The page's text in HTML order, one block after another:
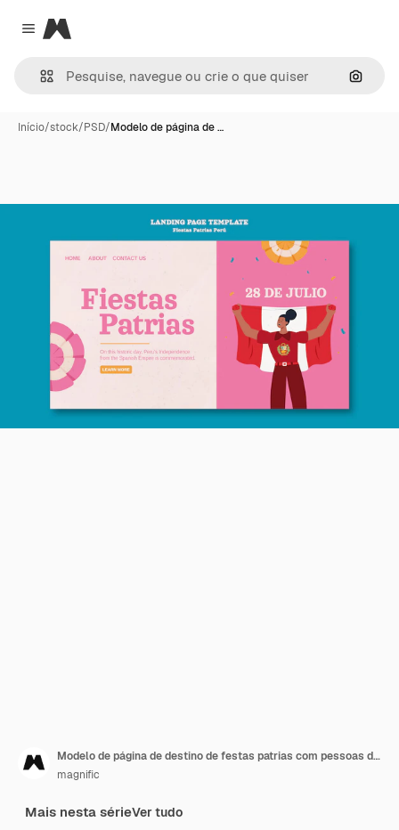
Close menu
Magnific
Início/stock/PSD/Modelo de página de …
Modelo de página de destino de festas patrias com pessoas dançando e comemorando
magnific
Mais nesta sérieVer tudo